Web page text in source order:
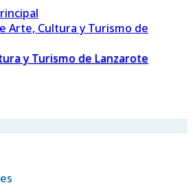
y Turismo de Lanzarote